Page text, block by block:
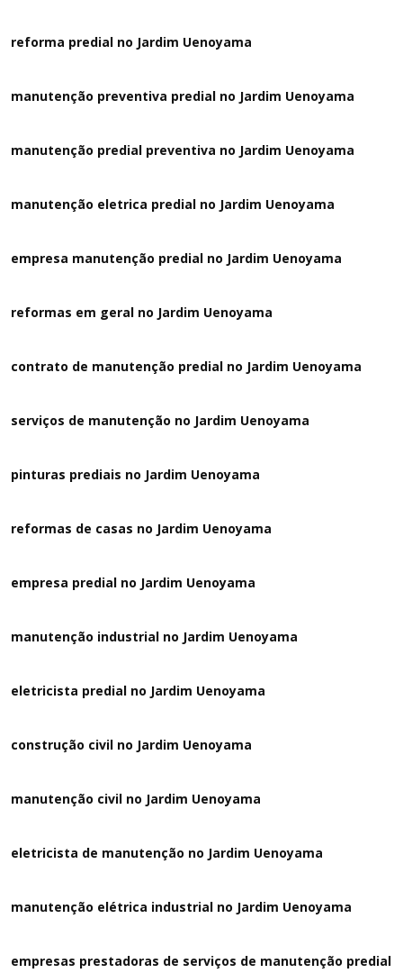
reforma predial no Jardim Uenoyama
manutenção preventiva predial no Jardim Uenoyama
manutenção predial preventiva no Jardim Uenoyama
manutenção eletrica predial no Jardim Uenoyama
empresa manutenção predial no Jardim Uenoyama
reformas em geral no Jardim Uenoyama
contrato de manutenção predial no Jardim Uenoyama
serviços de manutenção no Jardim Uenoyama
pinturas prediais no Jardim Uenoyama
reformas de casas no Jardim Uenoyama
empresa predial no Jardim Uenoyama
manutenção industrial no Jardim Uenoyama
eletricista predial no Jardim Uenoyama
construção civil no Jardim Uenoyama
manutenção civil no Jardim Uenoyama
eletricista de manutenção no Jardim Uenoyama
manutenção elétrica industrial no Jardim Uenoyama
empresas prestadoras de serviços de manutenção predial